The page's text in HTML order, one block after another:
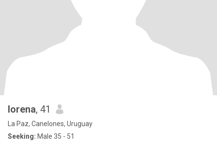
lorena, 41
La Paz, Canelones, Uruguay
Seeking: Male 35 - 51